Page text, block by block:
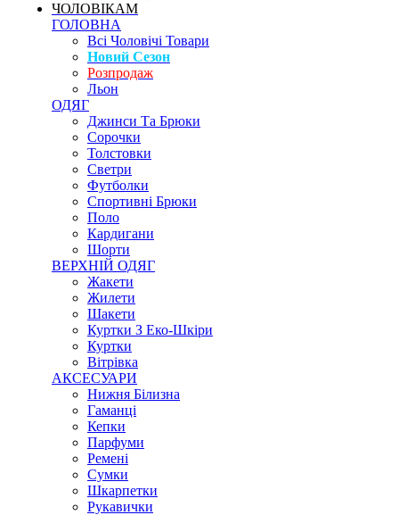
ЧОЛОВІКАМ
ГОЛОВНА
Всі Чоловічі Товари
Новий Сезон
Розпродаж
Льон
ОДЯГ
Джинси Та Брюки
Сорочки
Толстовки
Светри
Футболки
Спортивні Брюки
Поло
Кардигани
Шорти
ВЕРХНІЙ ОДЯГ
Жакети
Жилети
Шакети
Куртки З Еко-Шкіри
Куртки
Вітрівка
АКСЕСУАРИ
Нижня Білизна
Гаманці
Кепки
Парфуми
Ремені
Сумки
Шкарпетки
Рукавички